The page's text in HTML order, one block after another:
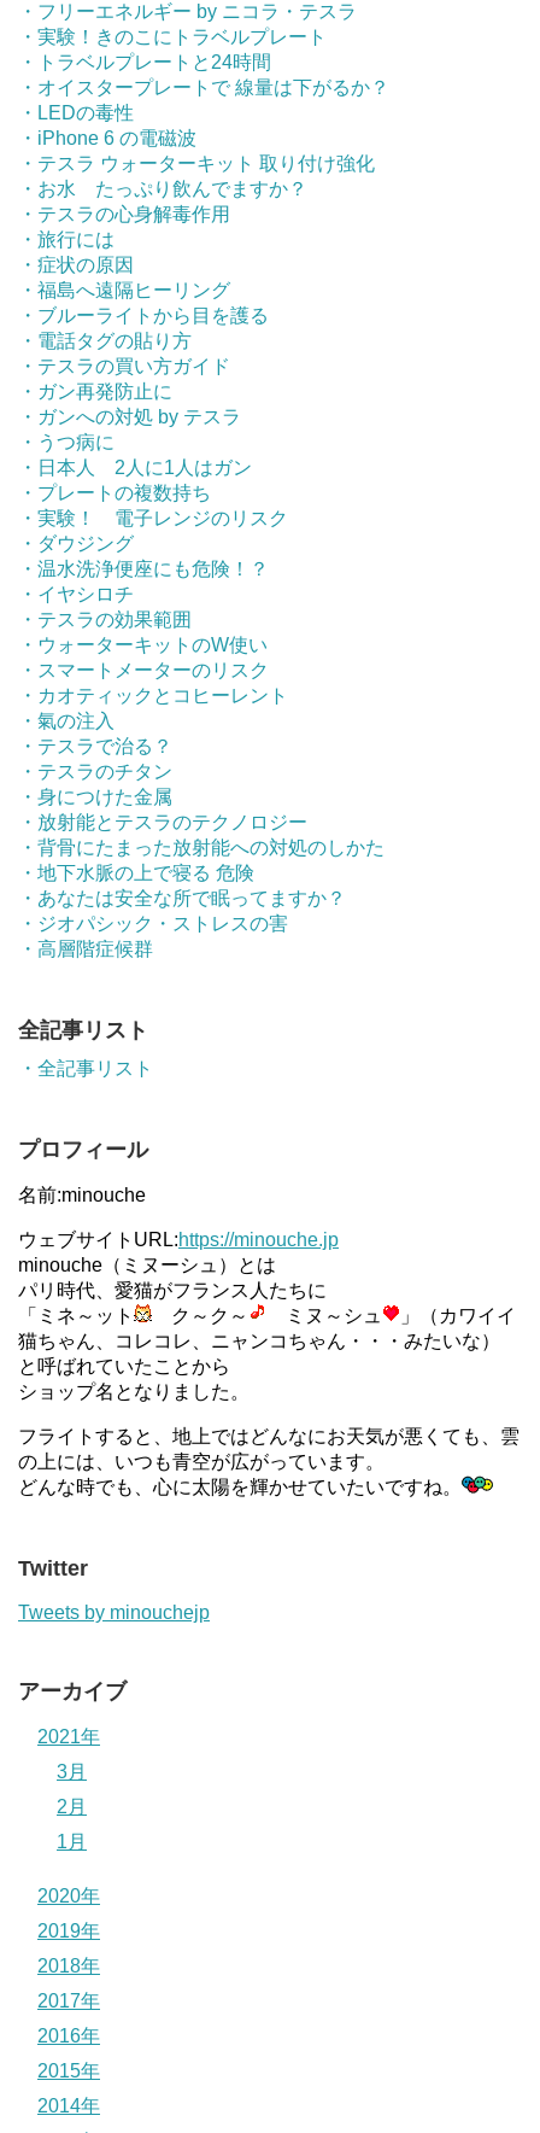
・フリーエネルギー by ニコラ・テスラ
・実験！きのこにトラベルプレート
・トラベルプレートと24時間
・オイスタープレートで 線量は下がるか？
・LEDの毒性
・iPhone 6 の電磁波
・テスラ ウォーターキット 取り付け強化
・お水 たっぷり飲んでますか？
・テスラの心身解毒作用
・旅行には
・症状の原因
・福島へ遠隔ヒーリング
・ブルーライトから目を護る
・電話タグの貼り方
・テスラの買い方ガイド
・ガン再発防止に
・ガンへの対処 by テスラ
・うつ病に
・日本人 2人に1人はガン
・プレートの複数持ち
・実験！ 電子レンジのリスク
・ダウジング
・温水洗浄便座にも危険！？
・イヤシロチ
・テスラの効果範囲
・ウォーターキットのW使い
・スマートメーターのリスク
・カオティックとコヒーレント
・氣の注入
・テスラで治る？
・テスラのチタン
・身につけた金属
・放射能とテスラのテクノロジー
・背骨にたまった放射能への対処のしかた
・地下水脈の上で寝る 危険
・あなたは安全な所で眠ってますか？
・ジオパシック・ストレスの害
・高層階症候群
全記事リスト
・全記事リスト
プロフィール
名前:minouche
ウェブサイトURL:https://minouche.jp
minouche（ミヌーシュ）とは
パリ時代、愛猫がフランス人たちに
「ミネ～ット
ク～ク～ ミヌ～シュ
」（カワイイ
猫ちゃん、コレコレ、ニャンコちゃん・・・みたいな）
と呼ばれていたことから
ショップ名となりました。
フライトすると、地上ではどんなにお天気が悪くても、雲
の上には、いつも青空が広がっています。
どんな時でも、心に太陽を輝かせていたいですね。
Twitter
Tweets by minouchejp
アーカイブ
2021年
3月
2月
1月
2020年
2019年
2018年
2017年
2016年
2015年
2014年